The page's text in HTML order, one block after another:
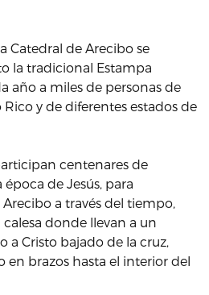
Catedral de Arecibo se
la tradicional Estampa
año a miles de personas de
y de diferentes estados de
centenares de
de Jesús, para
a través del tiempo,
donde llevan a un
Cristo bajado de la cruz,
en brazos hasta el interior del